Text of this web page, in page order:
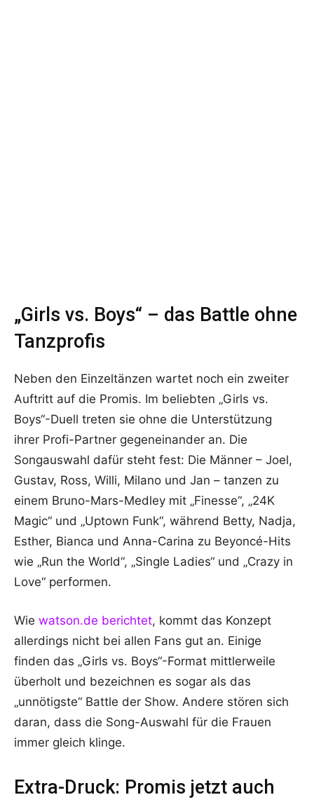
„Girls vs. Boys“ – das Battle ohne
Tanzprofis
Neben den Einzeltänzen wartet noch ein zweiter
Auftritt auf die Promis. Im beliebten „Girls vs.
Boys“-Duell treten sie ohne die Unterstützung
ihrer Profi-Partner gegeneinander an. Die
Songauswahl dafür steht fest: Die Männer – Joel,
Gustav, Ross, Willi, Milano und Jan – tanzen zu
einem Bruno-Mars-Medley mit „Finesse“, „24K
Magic“ und „Uptown Funk“, während Betty, Nadja,
Esther, Bianca und Anna-Carina zu Beyoncé-Hits
wie „Run the World“, „Single Ladies“ und „Crazy in
Love“ performen.
Wie watson.de berichtet, kommt das Konzept
allerdings nicht bei allen Fans gut an. Einige
finden das „Girls vs. Boys“-Format mittlerweile
überholt und bezeichnen es sogar als das
„unnötigste“ Battle der Show. Andere stören sich
daran, dass die Song-Auswahl für die Frauen
immer gleich klinge.
Extra-Druck: Promis jetzt auch